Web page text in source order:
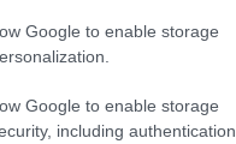
Google to enable storage
Google to enable storage
including authentication
στο Google News